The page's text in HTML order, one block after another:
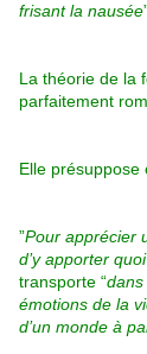
frisant la nausée
La théorie de la
parfaitement
Elle présuppose
”Pour apprécier
d’y apporter
transporte “dans
émotions de la
d’un monde à